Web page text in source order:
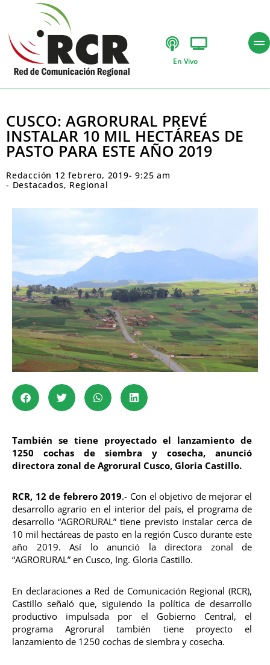
En Vivo
CUSCO: AGRORURAL PREVÉ
INSTALAR 10 MIL HECTÁREAS DE
PASTO PARA ESTE AÑO 2019
Redacción 12 febrero, 2019- 9:25 am
- Destacados, Regional
También se tiene proyectado el lanzamiento de
1250 cochas de siembra y cosecha, anunció
directora zonal de Agrorural Cusco, Gloria Castillo.
RCR, 12 de febrero 2019.- Con el objetivo de mejorar el
desarrollo agrario en el interior del país, el programa de
desarrollo “AGRORURAL” tiene previsto instalar cerca de
10 mil hectáreas de pasto en la región Cusco durante este
año 2019. Así lo anunció la directora zonal de
“AGRORURAL” en Cusco, Ing. Gloria Castillo.
En declaraciones a Red de Comunicación Regional (RCR),
Castillo señaló que, siguiendo la política de desarrollo
productivo impulsada por el Gobierno Central, el
programa Agrorural también tiene proyecto el
lanzamiento de 1250 cochas de siembra y cosecha.